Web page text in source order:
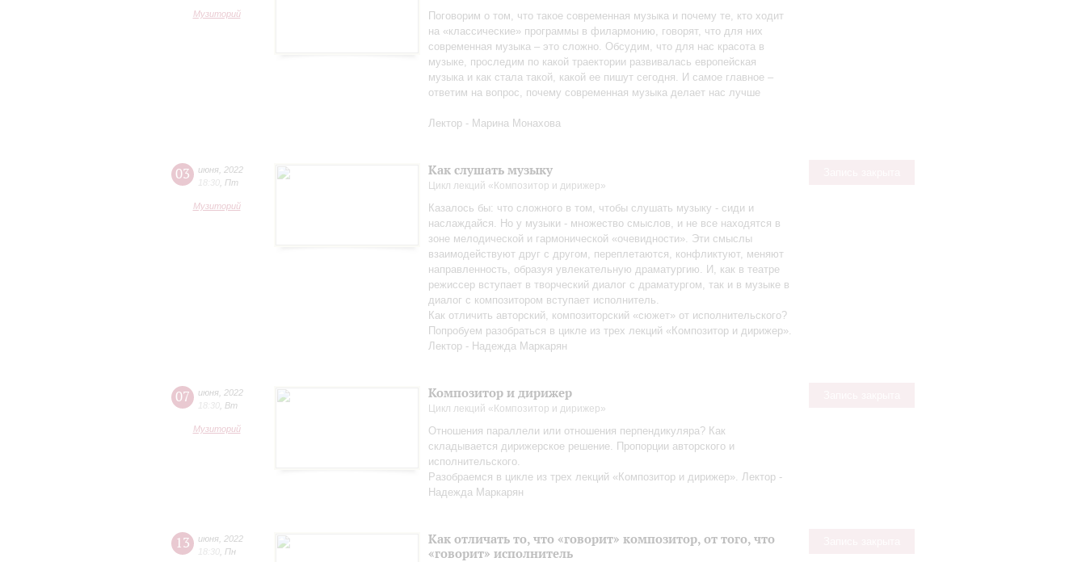
Музиторий
Поговорим о том, что такое современная музыка и почему те, кто ходит
на «классические» программы в филармонию, говорят, что для них
современная музыка – это сложно. Обсудим, что для нас красота в
музыке, проследим по какой траектории развивалась европейская
музыка и как стала такой, какой ее пишут сегодня. И самое главное –
ответим на вопрос, почему современная музыка делает нас лучше
Лектор - Марина Монахова
03 июня 2022
18:30 Пт
Музиторий
Как слушать музыку
Цикл лекций «Композитор и дирижер»
Казалось бы: что сложного в том, чтобы слушать музыку - сиди и
наслаждайся. Но у музыки - множество смыслов, и не все находятся в
зоне мелодической и гармонической «очевидности». Эти смыслы
взаимодействуют друг с другом, переплетаются, конфликтуют, меняют
направленность, образуя увлекательную драматургию. И, как в театре
режиссер вступает в творческий диалог с драматургом, так и в музыке в
диалог с композитором вступает исполнитель.
Как отличить авторский, композиторский «сюжет» от исполнительского?
Попробуем разобраться в цикле из трех лекций «Композитор и дирижер».
Лектор - Надежда Маркарян
07 июня 2022
18:30 Вт
Музиторий
Композитор и дирижер
Цикл лекций «Композитор и дирижер»
Отношения параллели или отношения перпендикуляра? Как
складывается дирижерское решение. Пропорции авторского и
исполнительского.
Разобраемся в цикле из трех лекций «Композитор и дирижер». Лектор -
Надежда Маркарян
13 июня 2022
18:30 Пн
Как отличать то, что «говорит» композитор, от того, что
«говорит» исполнитель